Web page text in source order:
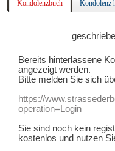
Kondolenzbuch Kondolenz
Bereits hinterlassene
angezeigt werden.
Bitte melden Sie sich
https://
operation=Login
Sie sind noch kein
kostenlos und nutzen